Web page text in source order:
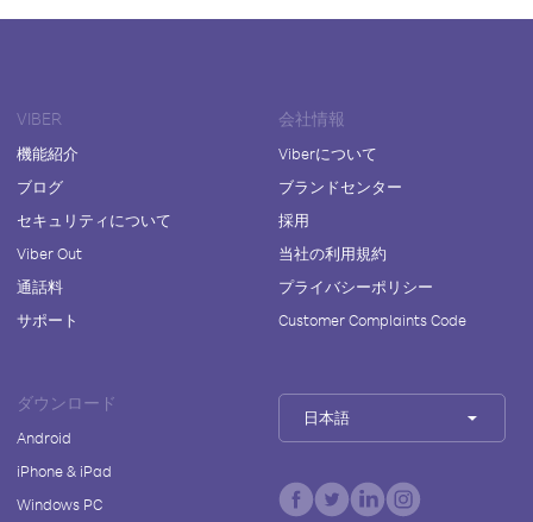
VIBER
機能紹介
ブログ
セキュリティについて
Viber Out
通話料
サポート
会社情報
Viberについて
ブランドセンター
採用
当社の利用規約
プライバシーポリシー
Customer Complaints Code
ダウンロード
Android
iPhone & iPad
Windows PC
日本語